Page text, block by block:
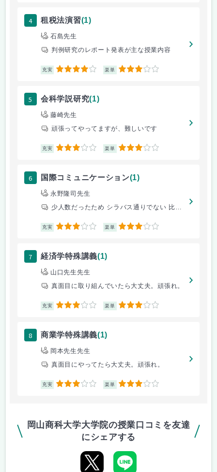
4 租税法演習(1)
石島先生
判例研究のレポート発表が主な授業内容
充実 4 楽単 3
5 会科学説研究(1)
藤崎先生
頑張ってやってますが、難しいです
充実 3 楽単 3
6 国際コミュニケーション(1)
永野隆司先生
少人数だったため シラバス通りでない 比較的簡単に単位とれる
充実 3 楽単 3
7 経済学特殊講義(1)
山口先生先生
真面目に取り組んでいたら大丈夫。頑張れ。
充実 3 楽単 3
8 商業学特殊講義(1)
岡本先生先生
真面目にやってたら大丈夫。頑張れ。
充実 3 楽単 3
岡山商科大学大学院の授業口コミを友達
にシェアする